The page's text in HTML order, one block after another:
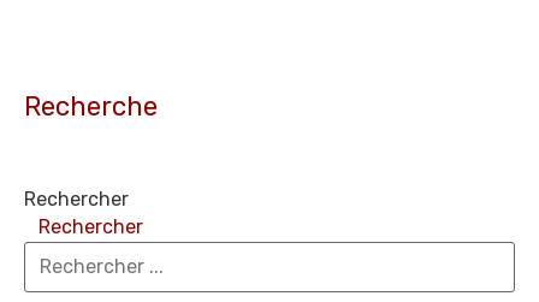
Recherche
Rechercher
Rechercher